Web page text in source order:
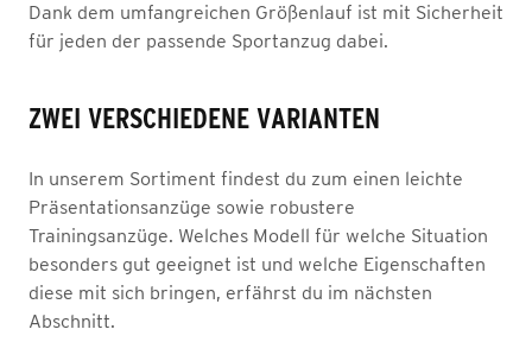
Dank dem umfangreichen Größenlauf ist mit Sicherheit
für jeden der passende Sportanzug dabei.
ZWEI VERSCHIEDENE VARIANTEN
In unserem Sortiment findest du zum einen leichte
Präsentationsanzüge sowie robustere
Trainingsanzüge. Welches Modell für welche Situation
besonders gut geeignet ist und welche Eigenschaften
diese mit sich bringen, erfährst du im nächsten
Abschnitt.